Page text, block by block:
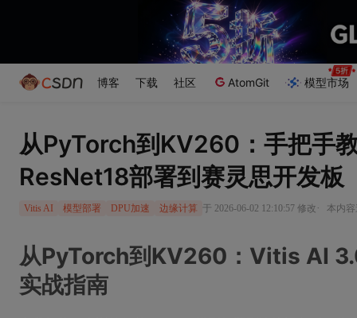
博客 下载 社区 AtomGit 模型市场
从PyTorch到KV260：手把手
ResNet18部署到赛灵思开发板
Vitis AI 模型部署 DPU加速 边缘计算 于 2026-06-02 12:10:57 修改 · 本内容
从PyTorch到KV260：Vitis AI
实战指南